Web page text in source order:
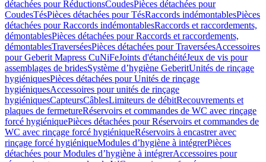
détachées pour RéductionsCoudesPièces détachées pour
CoudesTésPièces détachées pour TésRaccords indémontablesPièces
détachées pour Raccords indémontablesRaccords et raccordements,
démontablesPièces détachées pour Raccords et raccordements,
démontablesTraverséesPièces détachées pour TraverséesAccessoires
pour Geberit Mapress CuNiFeJoints d'étanchéitéJeux de vis pour
assemblages de bridesSystème d’hygiène GeberitUnités de rinçage
hygiéniquesPièces détachées pour Unités de rinçage
hygiéniquesAccessoires pour unités de rinçage
hygiéniquesCapteursCâblesLimiteurs de débitRecouvrements et
plaques de fermetureRéservoirs et commandes de WC avec rinçage
forcé hygiéniquePièces détachées pour Réservoirs et commandes de
WC avec rinçage forcé hygiéniqueRéservoirs à encastrer avec
rinçage forcé hygiéniqueModules d’hygiène à intégrerPièces
détachées pour Modules d’hygiène à intégrerAccessoires pour